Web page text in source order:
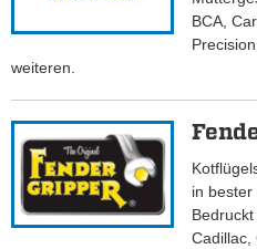
BCA,
weiteren.
in
Cadillac,